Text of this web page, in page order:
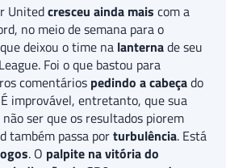
Unitedcresceu ainda mais com a
no meio de semana para o
deixou o time na lanternade seu
Foi o que bastou para
comentários pedindo a cabeçado
improvável, entretanto, que sua
ser que os resultados piorem
também passa porturbulência. Está
. O palpite na vitória do